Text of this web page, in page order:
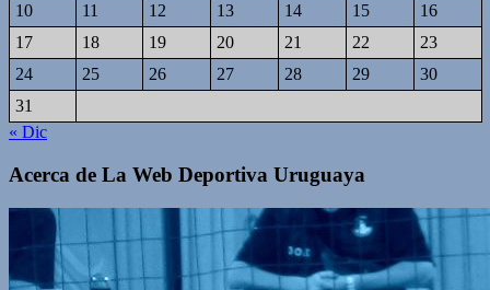
10
11 12 13 14 15
16
17
18 19 20 21 22
23
24
25 26 27 28 29
30
31
« Dic
Acerca de La Web Deportiva Uruguaya